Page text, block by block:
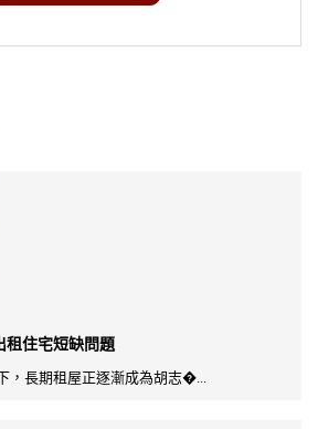
租住宅短缺問題
，長期租屋正逐漸成為胡志�...